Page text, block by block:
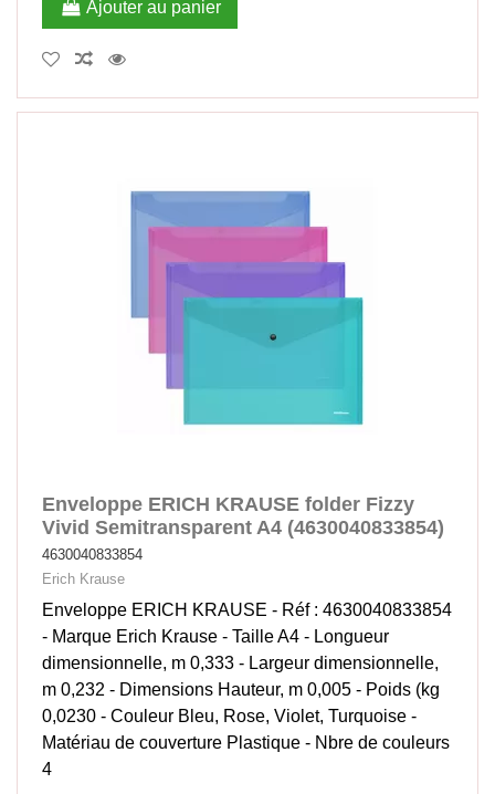
Ajouter au panier
Enveloppe ERICH KRAUSE folder Fizzy
Vivid Semitransparent A4 (4630040833854)
4630040833854
Erich Krause
Enveloppe ERICH KRAUSE - Réf : 4630040833854
- Marque Erich Krause - Taille A4 - Longueur
dimensionnelle, m 0,333 - Largeur dimensionnelle,
m 0,232 - Dimensions Hauteur, m 0,005 - Poids (kg
0,0230 - Couleur Bleu, Rose, Violet, Turquoise -
Matériau de couverture Plastique - Nbre de couleurs
4